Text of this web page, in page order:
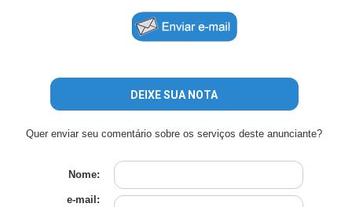
DEIXE SUA NOTA
Quer enviar seu comentário sobre os serviços deste anunciante?
Nome:
e-mail: